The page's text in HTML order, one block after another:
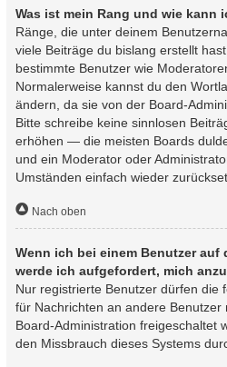
Was ist mein Rang und wie kann
Ränge, die unter deinem
viele Beiträge du bislang erstellt
bestimmte Benutzer wie
Normalerweise kannst du den
ändern, da sie von der Board-
Bitte schreibe keine sinnlosen
erhöhen — die meisten Boards
und ein Moderator oder
Umständen einfach wieder
Nach oben
Wenn ich bei einem Benutzer auf
werde ich aufgefordert, mich
Nur registrierte Benutzer dürfen die
für Nachrichten an andere
Board-Administration freigeschaltet
den Missbrauch dieses Systems